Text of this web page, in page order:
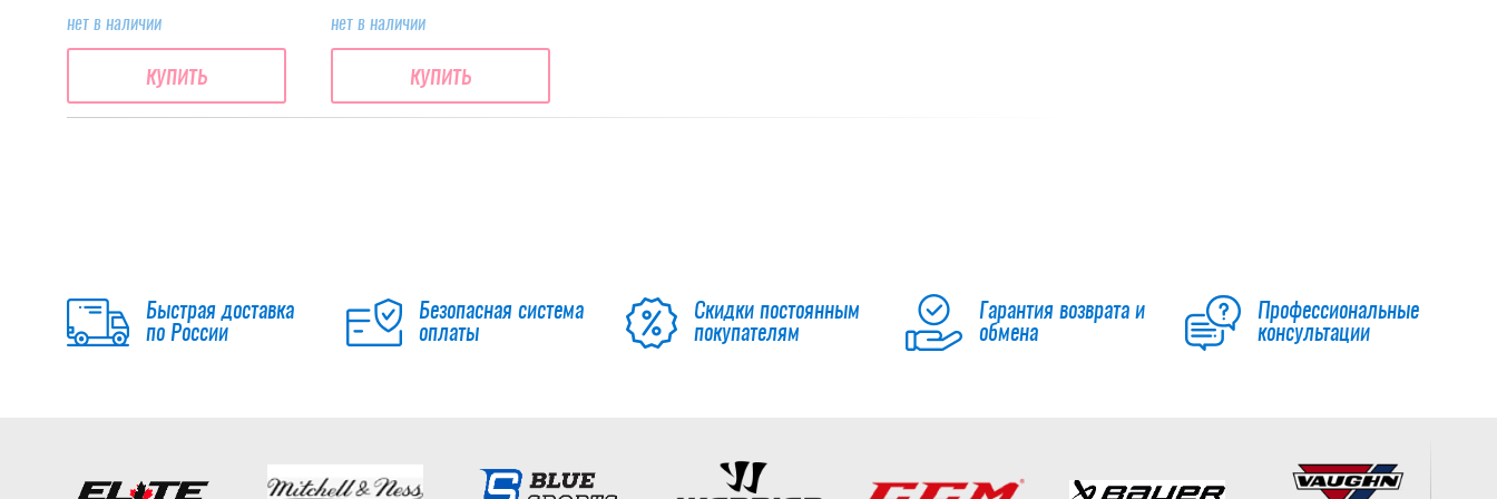
нет в наличии
купить
нет в наличии
купить
Быстрая доставка
по России
Безопасная система
оплаты
Скидки постоянным
покупателям
Гарантия возврата и
обмена
Профессиональные
консультации